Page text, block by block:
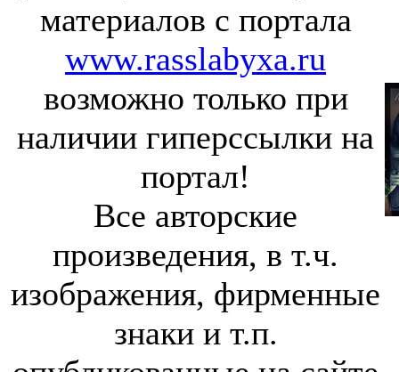
материалов с портала
www.rasslabyxa.ru
возможно только при
наличии гиперссылки на
портал!
Все авторские
произведения, в т.ч.
изображения, фирменные
знаки и т.п.